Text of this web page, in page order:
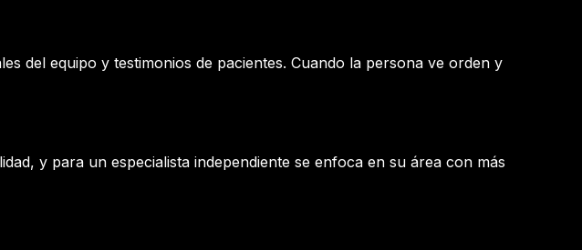
del equipo y testimonios de pacientes. Cuando la persona ve orden y
y para un especialista independiente se enfoca en su área con más